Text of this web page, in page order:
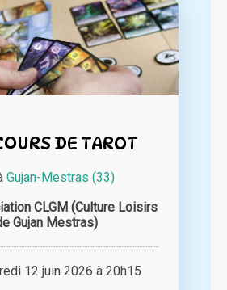
DE TAROT
Gujan-Mestras (33)
CLGM (Culture Loisirs
Gujan Mestras)
12 juin 2026 à 20h15